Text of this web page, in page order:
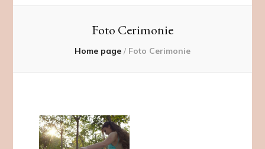
Foto Cerimonie
Home page / Foto Cerimonie